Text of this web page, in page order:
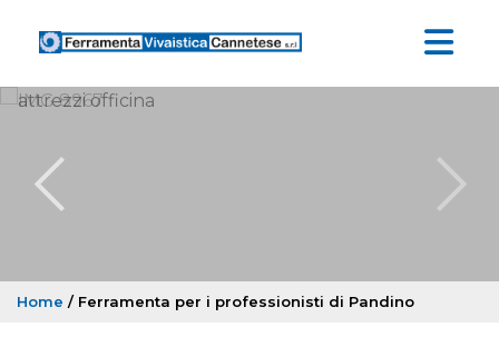
Home / Ferramenta per i professionisti di Pandino